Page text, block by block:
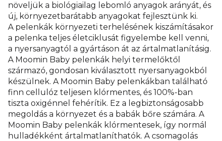
növeljük a biológiailag lebomló anyagok arányát, és
új, környezetbarátabb anyagokat fejlesztünk ki.
A pelenkák környezeti terhelésének kiszámításakor
a pelenka teljes életciklusát figyelembe kell venni,
a nyersanyagtól a gyártáson át az ártalmatlanításig.
A Moomin Baby pelenkák helyi termelőktől
származó, gondosan kiválasztott nyersanyagokból
készülnek. A Moomin Baby pelenkákban található
finn cellulóz teljesen klórmentes, és 100%-ban
tiszta oxigénnel fehérítik. Ez a legbiztonságosabb
megoldás a környezet és a babák bőre számára. A
Moomin Baby pelenkák klórmentesek, így normál
hulladékként ártalmatlaníthatók. A csomagolás